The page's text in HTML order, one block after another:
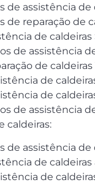
de assistência de
de reparação de
de
de assistência
de
de
de
de assistência
caldeiras:
de assistência de
de caldeiras
de